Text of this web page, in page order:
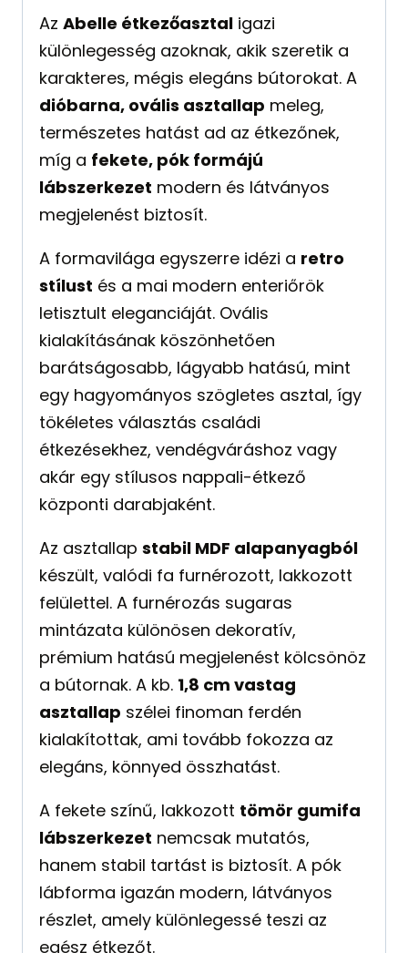
Az Abelle étkezőasztal igazi
különlegesség azoknak, akik szeretik a
karakteres, mégis elegáns bútorokat. A
dióbarna, ovális asztallap meleg,
természetes hatást ad az étkezőnek,
míg a fekete, pók formájú
lábszerkezet modern és látványos
megjelenést biztosít.
A formavilága egyszerre idézi a retro
stílust és a mai modern enteriőrök
letisztult eleganciáját. Ovális
kialakításának köszönhetően
barátságosabb, lágyabb hatású, mint
egy hagyományos szögletes asztal, így
tökéletes választás családi
étkezésekhez, vendégváráshoz vagy
akár egy stílusos nappali-étkező
központi darabjaként.
Az asztallap stabil MDF alapanyagból
készült, valódi fa furnérozott, lakkozott
felülettel. A furnérozás sugaras
mintázata különösen dekoratív,
prémium hatású megjelenést kölcsönöz
a bútornak. A kb. 1,8 cm vastag
asztallap szélei finoman ferdén
kialakítottak, ami tovább fokozza az
elegáns, könnyed összhatást.
A fekete színű, lakkozott tömör gumifa
lábszerkezet nemcsak mutatós,
hanem stabil tartást is biztosít. A pók
lábforma igazán modern, látványos
részlet, amely különlegessé teszi az
egész étkezőt.